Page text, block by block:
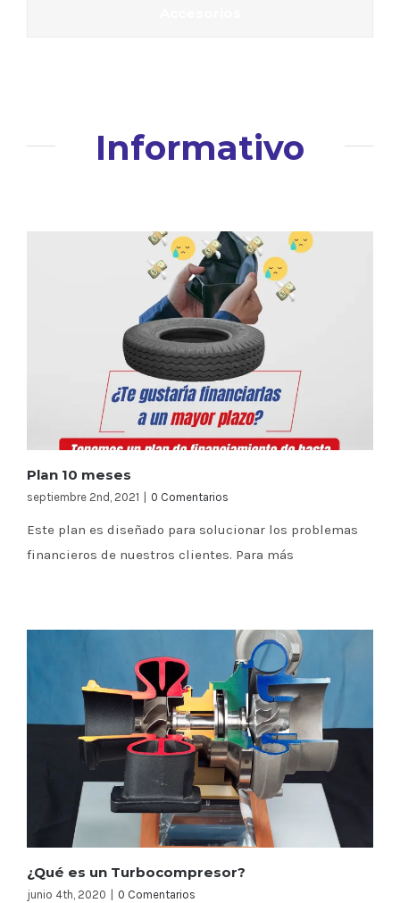
Informativo
Plan 10 meses
septiembre 2nd, 2021 0 Comentarios
Este plan es diseñado para solucionar los problemas
financieros de nuestros clientes. Para más
¿Qué es un Turbocompresor?
junio 4th, 2020 0 Comentarios